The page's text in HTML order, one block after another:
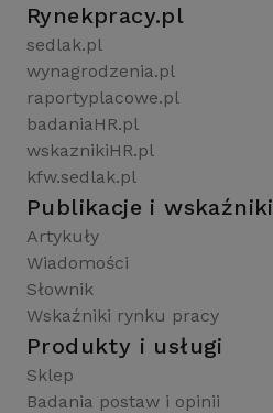
Rynekpracy.pl
sedlak.pl
wynagrodzenia.pl
raportyplacowe.pl
badaniaHR.pl
wskaznikiHR.pl
kfw.sedlak.pl
Publikacje i wskaźniki
Artykuły
Wiadomości
Słownik
Wskaźniki rynku pracy
Produkty i usługi
Sklep
Badania postaw i opinii